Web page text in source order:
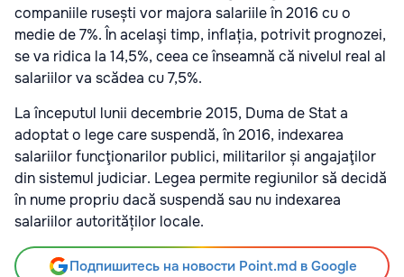
companiile rusești vor majora salariile în 2016 cu o
medie de 7%. În acelaşi timp, inflația, potrivit prognozei,
se va ridica la 14,5%, ceea ce înseamnă că nivelul real al
salariilor va scădea cu 7,5%.
La începutul lunii decembrie 2015, Duma de Stat a
adoptat o lege care suspendă, în 2016, indexarea
salariilor funcţionarilor publici, militarilor și angajaţilor
din sistemul judiciar. Legea permite regiunilor să decidă
în nume propriu dacă suspendă sau nu indexarea
salariilor autorităților locale.
Подпишитесь на новости Point.md в Google